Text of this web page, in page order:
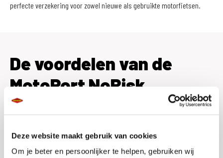
Deze website maakt gebruik van cookies
Om je beter en persoonlijker te helpen, gebruiken wij
perfecte verzekering voor zowel nieuwe als gebruikte motorfietsen.
De voordelen van de
MotoPort NoRisk
verzekering
Hoge instapkorting
Tot 80% no-claimkorting